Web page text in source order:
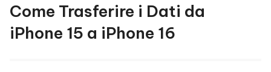
Come Trasferire i Dati da
iPhone 15 a iPhone 16